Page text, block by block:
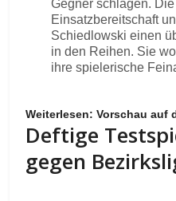
Gegner schlagen.
Einsatzbereitschaft
Schiedlowski einen
in den Reihen. Sie
ihre spielerische
Weiterlesen: Vorschau auf
Deftige
gegen